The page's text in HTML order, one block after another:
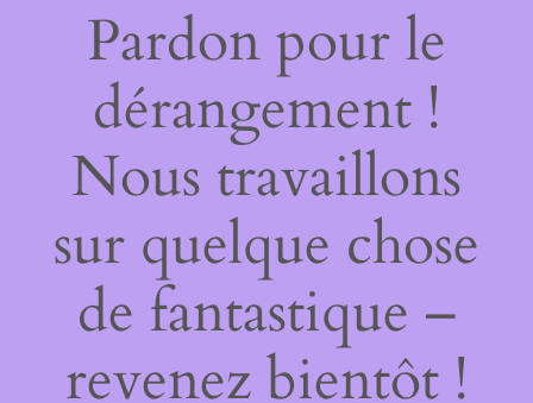
Pardon pour le
dérangement !
Nous travaillons
sur quelque chose
de fantastique –
revenez bientôt !